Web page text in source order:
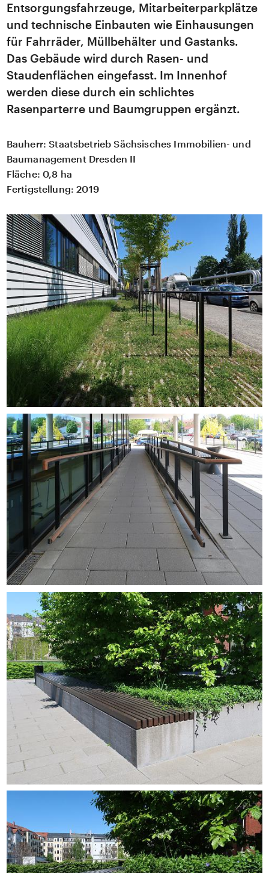
Entsorgungsfahrzeuge, Mitarbeiterparkplätze
und technische Einbauten wie Einhausungen
für Fahrräder, Müllbehälter und Gastanks.
Das Gebäude wird durch Rasen- und
Staudenflächen eingefasst. Im Innenhof
werden diese durch ein schlichtes
Rasenparterre und Baumgruppen ergänzt.
Bauherr: Staatsbetrieb Sächsisches Immobilien- und
Baumanagement Dresden II
Fläche: 0,8 ha
Fertigstellung: 2019